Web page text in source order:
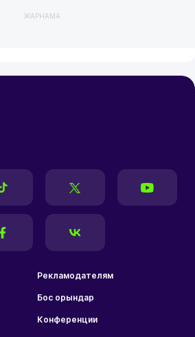
ЖАРНАМА
Рекламодателям
Бос орындар
Конференции